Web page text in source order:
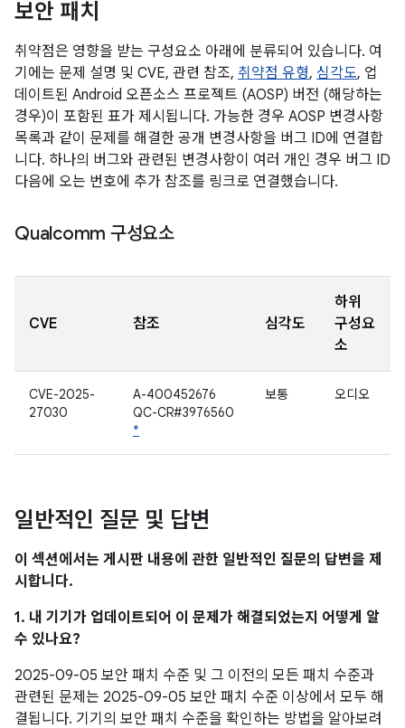
보안 패치
취약점은 영향을 받는 구성요소 아래에 분류되어 있습니다. 여
기에는 문제 설명 및 CVE, 관련 참조, 취약점 유형, 심각도, 업
데이트된 Android 오픈소스 프로젝트 (AOSP) 버전 (해당하는
경우)이 포함된 표가 제시됩니다. 가능한 경우 AOSP 변경사항
목록과 같이 문제를 해결한 공개 변경사항을 버그 ID에 연결합
니다. 하나의 버그와 관련된 변경사항이 여러 개인 경우 버그 ID
다음에 오는 번호에 추가 참조를 링크로 연결했습니다.
Qualcomm 구성요소
CVE 참조 심각도
하위
구성요
소
CVE-2025-
27030
A-400452676
QC-CR#3976560
*
보통 오디오
일반적인 질문 및 답변
이 섹션에서는 게시판 내용에 관한 일반적인 질문의 답변을 제
시합니다.
1. 내 기기가 업데이트되어 이 문제가 해결되었는지 어떻게 알
수 있나요?
2025-09-05 보안 패치 수준 및 그 이전의 모든 패치 수준과
관련된 문제는 2025-09-05 보안 패치 수준 이상에서 모두 해
결됩니다. 기기의 보안 패치 수준을 확인하는 방법을 알아보려